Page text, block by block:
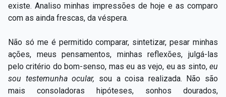
existe. Analiso minhas impressões de hoje e as comparo
com as ainda frescas, da véspera.
Não só me é permitido comparar, sintetizar, pesar minhas
ações, meus pensamentos, minhas reflexões, julgá-las
pelo critério do bom-senso, mas eu as vejo, eu as sinto, eu
sou testemunha ocular, sou a coisa realizada. Não são
mais consoladoras hipóteses, sonhos dourados,